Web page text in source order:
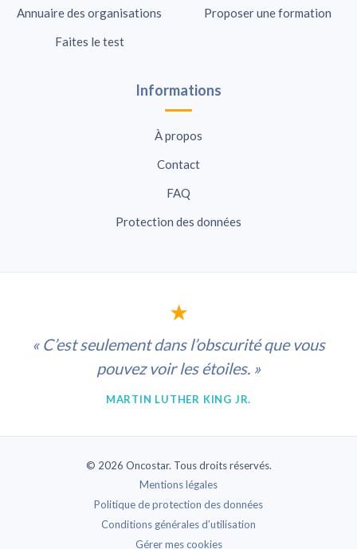
Annuaire des organisations
Faites le test
Proposer une formation
Informations
À propos
Contact
FAQ
Protection des données
★
« C’est seulement dans l’obscurité que vous
pouvez voir les étoiles. »
MARTIN LUTHER KING JR.
© 2026 Oncostar. Tous droits réservés.
Mentions légales
Politique de protection des données
Conditions générales d’utilisation
Gérer mes cookies